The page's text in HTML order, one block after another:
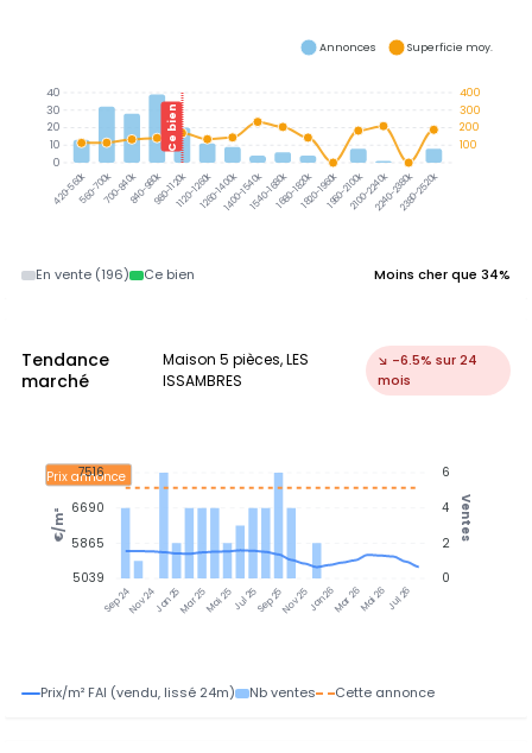
420-560k560-700k700-840k840-980k980-1120k1120-1260k1260-1400k1400-1540k1540-1680k1680-1820k1820-1960k1960-2100k2100-2240k2240-2380k2380-2520k
Ce bien
400
300
200
100
40
30
20
10
0
Annonces Superficie moy.
En vente (196) Ce bien Moins cher que 34%
Tendance
marché
Maison 5 pièces, LES
ISSAMBRES
↘ -6.5% sur 24
mois
Sep 24Nov 24Jan 25Mar 25Mai 25Jul 25Sep 25Nov 25Jan 26Mar 26Mai 26Jul 26
Prix annonce
6
4
2
0
Ventes
7516
6690
5865
5039
€/m²
Prix/m² FAI (vendu, lissé 24m) Nb ventes Cette annonce